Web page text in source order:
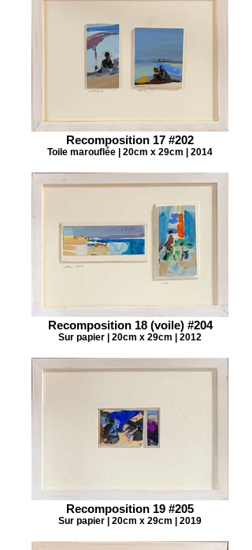
Recomposition 17 #202
Toile marouflée | 20cm x 29cm | 2014
Recomposition 18 (voile) #204
Sur papier | 20cm x 29cm | 2012
Recomposition 19 #205
Sur papier | 20cm x 29cm | 2019